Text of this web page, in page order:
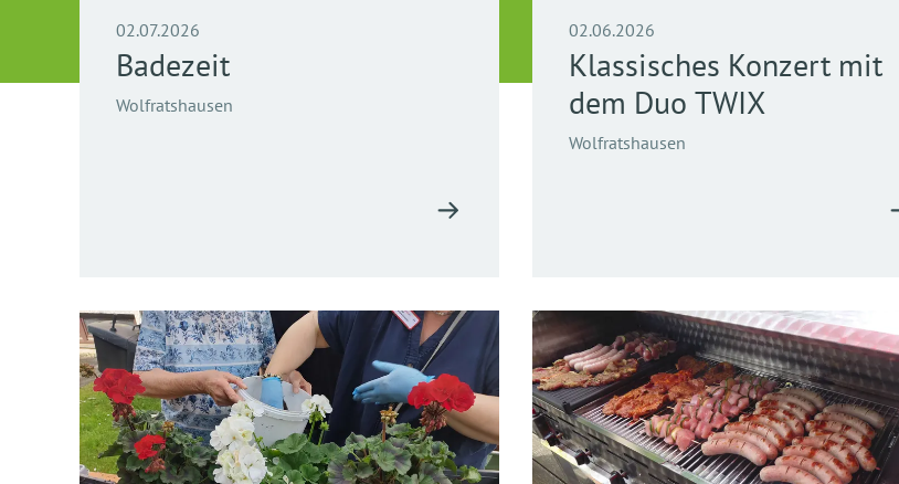
02.07.2026
Badezeit
Wolfratshausen
02.06.2026
Klassisches Konzert mit
dem Duo TWIX
Wolfratshausen